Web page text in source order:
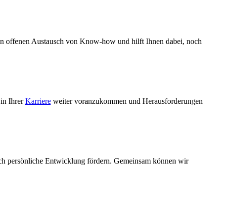
offenen Austausch von Know-how und hilft Ihnen dabei, noch
in IhrerKarriereweiter voranzukommen und Herausforderungen
persönliche Entwicklung fördern. Gemeinsam können wir